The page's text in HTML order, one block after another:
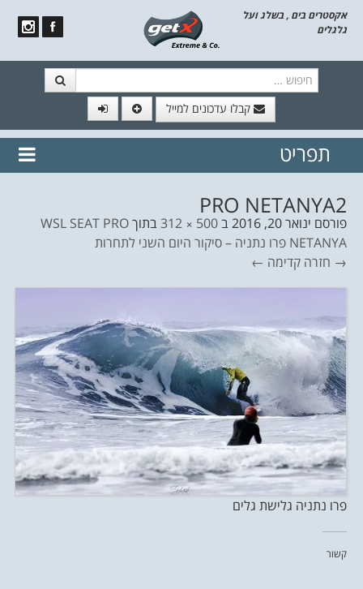
אקסטרים בים , בשלג ועל
גלגלים
קבלו עדכונים למייל
// הצטרף לרשימת תפוצה!
נשמח
תפריט
PRO NETANYA2
פורסם ינואר 20, 2016 ב500 × 312 בתוךWSL SEAT PRO
NETANYA פרו נתניה – סיקור היום השני לתחרות
→ חזרה קדימה ←
פרו נתניה גלישת גלים
קשור